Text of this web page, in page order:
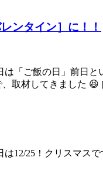
ンタイン］に！！
は「ご飯の日」前日
、取材してきました
は12/25！クリスマス